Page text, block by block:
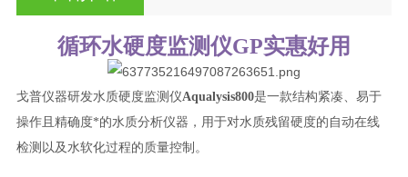
循环水硬度监测仪GP实惠好用
戈普仪器研发水质硬度监测仪Aqualysis800是一款结构紧凑、易于
操作且精确度*的水质分析仪器，用于对水质残留硬度的自动在线
检测以及水软化过程的质量控制。